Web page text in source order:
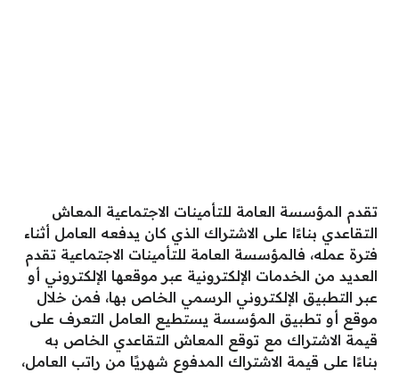
تقدم المؤسسة العامة للتأمينات الاجتماعية المعاش
التقاعدي بناءًا على الاشتراك الذي كان يدفعه العامل أثناء
فترة عمله، فالمؤسسة العامة للتأمينات الاجتماعية تقدم
العديد من الخدمات الإلكترونية عبر موقعها الإلكتروني أو
عبر التطبيق الإلكتروني الرسمي الخاص بها، فمن خلال
موقع أو تطبيق المؤسسة يستطيع العامل التعرف على
قيمة الاشتراك مع توقع المعاش التقاعدي الخاص به
بناءًا على قيمة الاشتراك المدفوع شهريًا من راتب العامل،